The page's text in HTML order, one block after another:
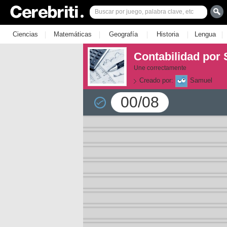
Ciencias | Matemáticas | Geografía | Historia | Lengua |
Contabilidad por
Une correctamente
Creado por: Samuel
00/08